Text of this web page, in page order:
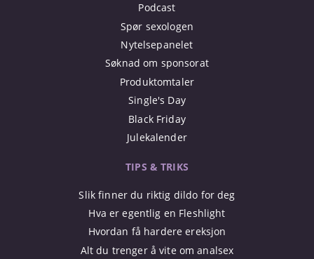
Podcast
Spør sexologen
Nytelsepanelet
Søknad om sponsorat
Produktomtaler
Single's Day
Black Friday
Julekalender
TIPS & TRIKS
Slik finner du riktig dildo for deg
Hva er egentlig en Fleshlight
Hvordan få hardere ereksjon
Alt du trenger å vite om analsex